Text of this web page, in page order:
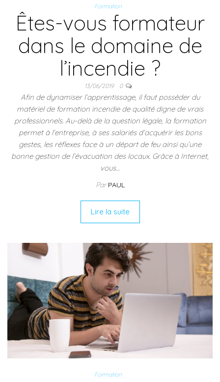
Formation
Êtes-vous formateur
dans le domaine de
l’incendie ?
13/06/2019 0
Afin de dynamiser l’apprentissage, il faut posséder du
matériel de formation incendie de qualité digne de vrais
professionnels. Au-delà de la question légale, la formation
permet à l’entreprise, à ses salariés d’acquérir les bons
gestes, les réflexes face à un départ de feu ainsi qu’une
bonne gestion de l’évacuation des locaux. Grâce à Internet,
vous…
ParPAUL
Lire la suite
Formation